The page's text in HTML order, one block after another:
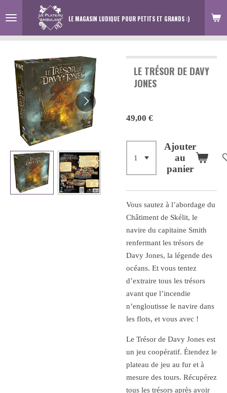
au
contenu
LE MAGASIN LUDIQUE POUR PETITS ET GRANDS :)
LE TRÉSOR DE DAVY
JONES
49,00 €
Ajouter
au
panier
Vous sautez à l’abordage du
Châtiment de Skélit, le
navire du capitaine Smith
renfermant les trésors de
Davy Jones, la légende des
océans. Et vous tentez
d’extraire tous les trésors
avant que l’incendie
n’engloutisse le navire dans
les flots, et vous avec !
Le Trésor de Davy Jones est
un jeu coopératif. Étendez le
plateau de jeu au fur et à
mesure des tours. Récupérez
tous les trésors après avoir